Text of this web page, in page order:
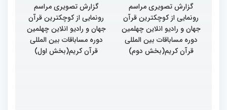
گزارش تصویری مراسم
رونمایی از کوچکترین قرآن
جهان و رادیو انلاین چهلمین
دوره مساباقات بین المللی
قرآن کریم(بخش دوم)
گزارش تصویری مراسم
رونمایی از کوچکترین قرآن
جهان و رادیو انلاین چهلمین
دوره مساباقات بین المللی
قرآن کریم(بخش اول)